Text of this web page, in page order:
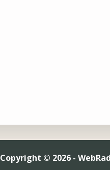
Copyright © 2026 -